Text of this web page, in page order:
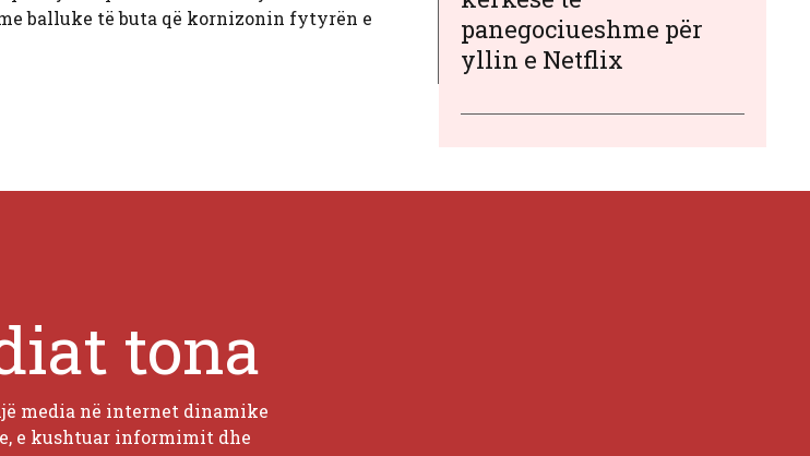
balluke të buta që kornizonin fytyrën e
panegociueshme për
yllin e Netflix
tona
media në internet dinamike
e kushtuar informimit dhe